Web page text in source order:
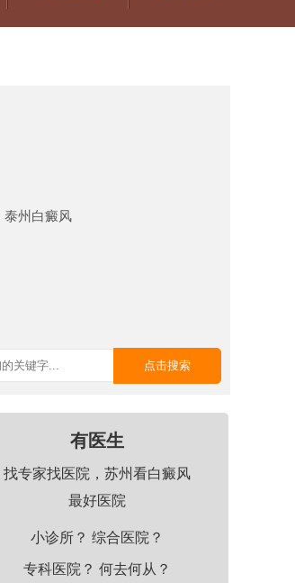
泰州白癜风
有医生
找专家找医院，苏州看白癜风
最好医院
小诊所？ 综合医院？
专科医院？ 何去何从？